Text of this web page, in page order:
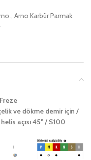
Arno Karbür Parmak
ve dökme demir için /
açısı 45° / S100